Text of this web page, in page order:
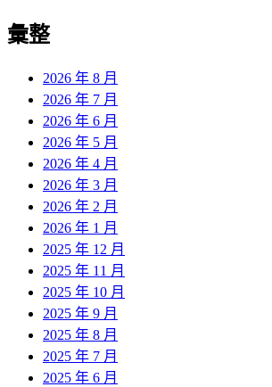
彙整
2026 年 8 月
2026 年 7 月
2026 年 6 月
2026 年 5 月
2026 年 4 月
2026 年 3 月
2026 年 2 月
2026 年 1 月
2025 年 12 月
2025 年 11 月
2025 年 10 月
2025 年 9 月
2025 年 8 月
2025 年 7 月
2025 年 6 月